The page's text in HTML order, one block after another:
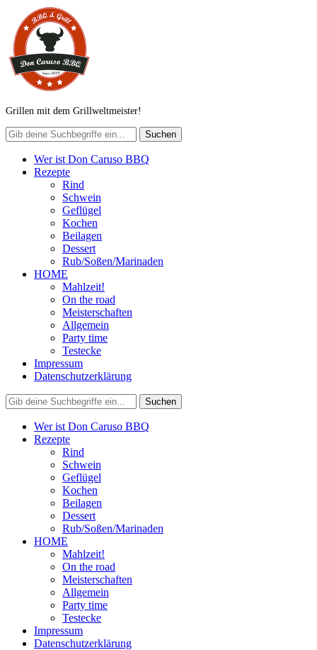
Grillen mit dem Grillweltmeister!
Wer ist Don Caruso BBQ
Rezepte
Rind
Schwein
Geflügel
Kochen
Beilagen
Dessert
Rub/Soßen/Marinaden
HOME
Mahlzeit!
On the road
Meisterschaften
Allgemein
Party time
Testecke
Impressum
Datenschutzerklärung
Wer ist Don Caruso BBQ
Rezepte
Rind
Schwein
Geflügel
Kochen
Beilagen
Dessert
Rub/Soßen/Marinaden
HOME
Mahlzeit!
On the road
Meisterschaften
Allgemein
Party time
Testecke
Impressum
Datenschutzerklärung